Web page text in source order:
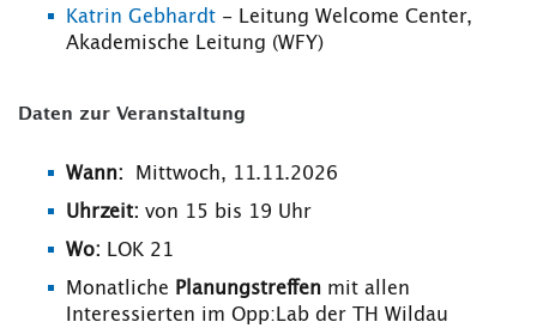
Katrin Gebhardt - Leitung Welcome Center,
Akademische Leitung (WFY)
Daten zur Veranstaltung
Wann:
Mittwoch, 11.11.2026
Uhrzeit: von 15 bis 19 Uhr
Wo: LOK 21
Monatliche Planungstreffen mit allen
Interessierten im Opp:Lab der TH Wildau